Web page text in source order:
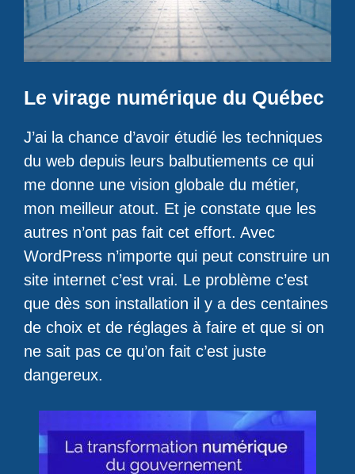
Le virage numérique du Québec
J’ai la chance d’avoir étudié les techniques
du web depuis leurs balbutiements ce qui
me donne une vision globale du métier,
mon meilleur atout. Et je constate que les
autres n’ont pas fait cet effort. Avec
WordPress n’importe qui peut construire un
site internet c’est vrai. Le problème c’est
que dès son installation il y a des centaines
de choix et de réglages à faire et que si on
ne sait pas ce qu’on fait c’est juste
dangereux.